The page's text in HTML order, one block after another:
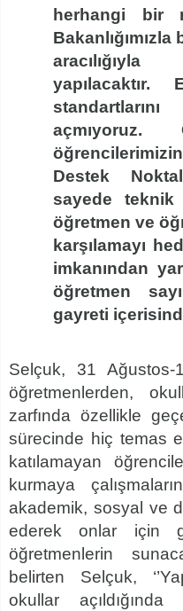
herhangi bir
Bakanlığımızla
aracılığıyla
standartlarını
açmıyoruz.
Destek
sayede teknik
öğretmen ve
karşılamayı
imkanından
öğretmen
gayreti
Selçuk, 31 Ağustos-
öğretmenlerden,
zarfında özellikle
sürecinde hiç temas
katılamayan
kurmaya
akademik, sosyal ve
ederek onlar için
öğretmenlerin
belirten Selçuk,
okullar